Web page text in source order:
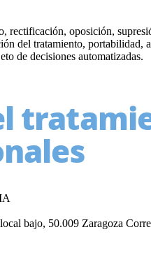
rectificación, oposición,
del tratamiento, portabilidad,
de decisiones automatizadas.
bajo, 50.009 Zaragoza